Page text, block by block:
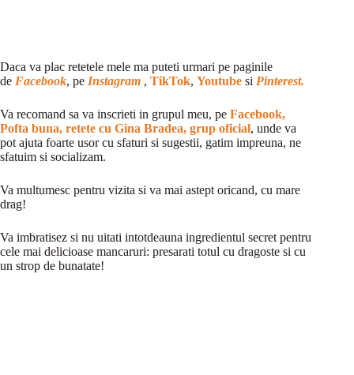
Daca va plac retetele mele ma puteti urmari pe paginile
de Facebook, pe Instagram , TikTok, Youtube si Pinterest.
Va recomand sa va inscrieti in grupul meu, pe Facebook,
Pofta buna, retete cu Gina Bradea, grup oficial, unde va
pot ajuta foarte usor cu sfaturi si sugestii, gatim impreuna, ne
sfatuim si socializam.
Va multumesc pentru vizita si va mai astept oricand, cu mare
drag!
Va imbratisez si nu uitati intotdeauna ingredientul secret pentru
cele mai delicioase mancaruri: presarati totul cu dragoste si cu
un strop de bunatate!